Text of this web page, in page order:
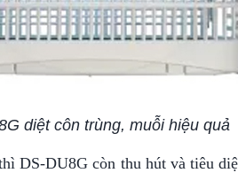
diệt côn trùng, muỗi hiệu quả
DS-DU8G còn thu hút và tiêu